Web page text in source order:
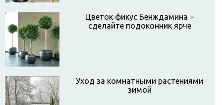
Цветок фикус Бенждамина –
сделайте подоконник ярче
Уход за комнатными растениями
зимой